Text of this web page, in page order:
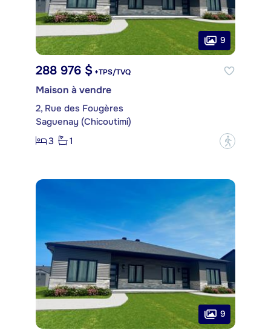
9
288 976 $ +TPS/TVQ
Maison à vendre
2, Rue des Fougères
Saguenay (Chicoutimi)
3
1 ?
9